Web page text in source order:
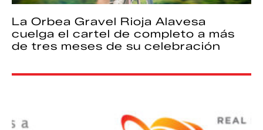
La Orbea Gravel Rioja Alavesa
cuelga el cartel de completo a más
de tres meses de su celebración